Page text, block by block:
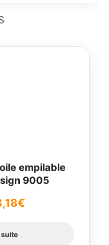
empilable
9005
€
suite